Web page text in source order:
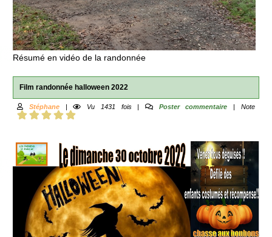
Résumé en vidéo de la randonnée
Film randonnée halloween 2022
Stéphane| Vu 1431 fois | Poster commentaire | Note